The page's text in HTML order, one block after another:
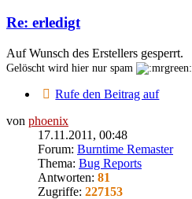
Re: erledigt
Auf Wunsch des Erstellers gesperrt.
Gelöscht wird hier nur spam
Rufe den Beitrag auf
von phoenix
17.11.2011, 00:48
Forum: Burntime Remaster
Thema: Bug Reports
Antworten: 81
Zugriffe: 227153